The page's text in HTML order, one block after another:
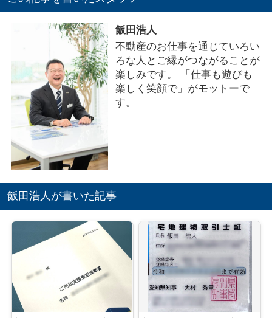
飯田浩人
不動産のお仕事を通じていろい
ろな人とご縁がつながることが
楽しみです。 「仕事も遊びも
楽しく笑顔で」がモットーで
す。
飯田浩人が書いた記事